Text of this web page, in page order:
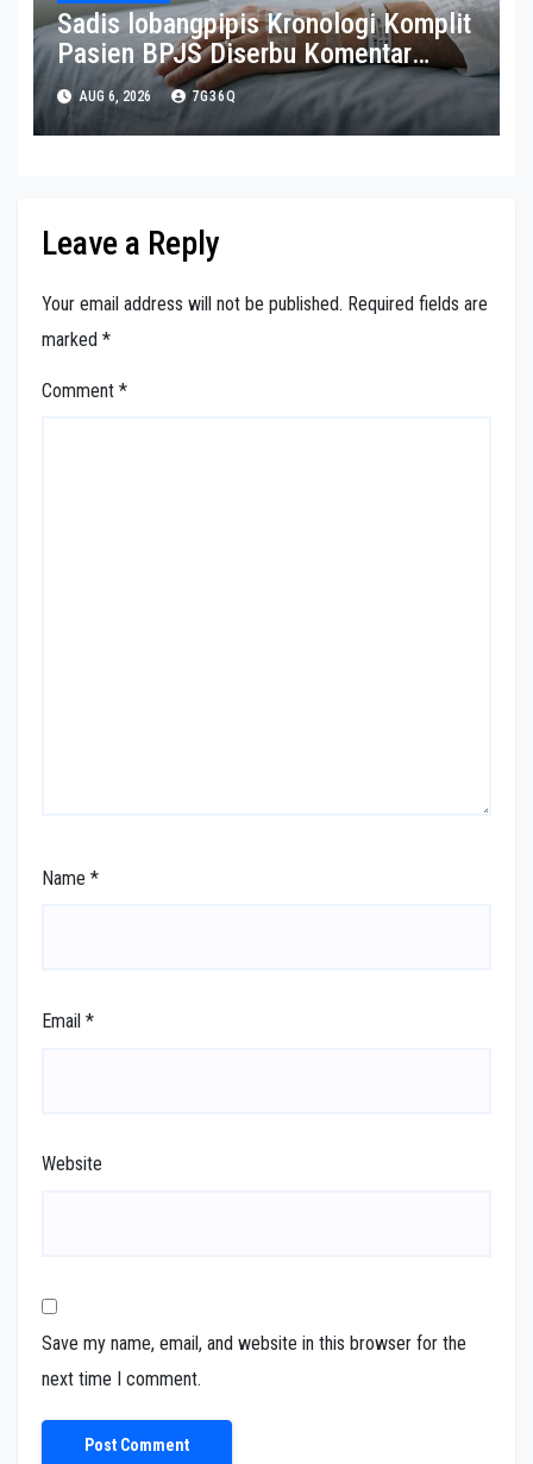
Sadis lobangpipis Kronologi Komplit
Pasien BPJS Diserbu Komentar
Sadis Dokter dan Nakes usai
Mengeluh Susah Rawat Inap
AUG 6, 2026 7G36Q
Leave a Reply
Your email address will not be published. Required fields are
marked *
Comment *
Name *
Email *
Website
Save my name, email, and website in this browser for the
next time I comment.